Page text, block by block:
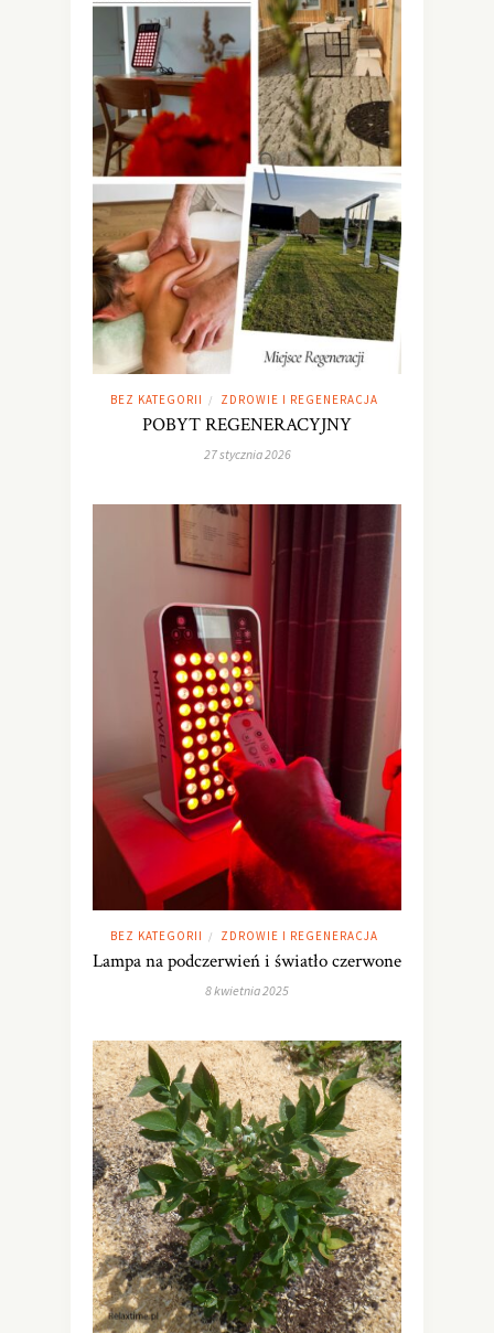
BEZ KATEGORII / ZDROWIE I REGENERACJA
POBYT REGENERACYJNY
27 stycznia 2026
BEZ KATEGORII / ZDROWIE I REGENERACJA
Lampa na podczerwień i światło czerwone
8 kwietnia 2025